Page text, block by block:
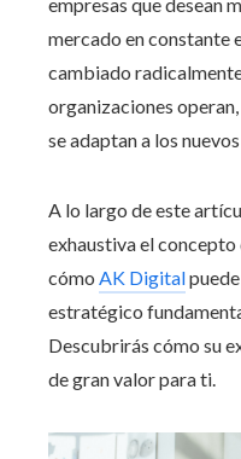
mercado en constante
cambiado
organizaciones
se adaptan a los
A lo largo de este
exhaustiva el
cómo AK Digital
estratégico
Descubrirás cómo su
de gran valor para ti.